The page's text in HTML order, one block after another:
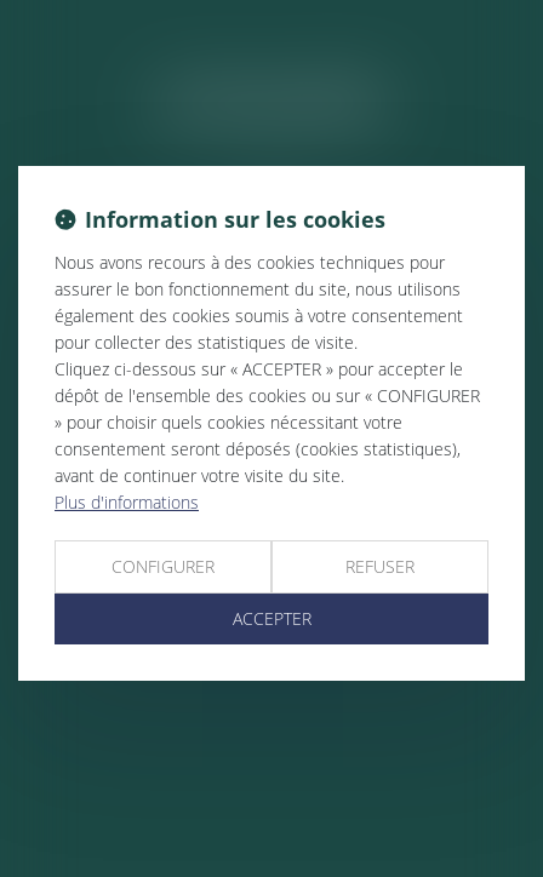
Information sur les cookies
Nous avons recours à des cookies techniques pour
assurer le bon fonctionnement du site, nous utilisons
également des cookies soumis à votre consentement
pour collecter des statistiques de visite.
Cliquez ci-dessous sur « ACCEPTER » pour accepter le
dépôt de l'ensemble des cookies ou sur « CONFIGURER
» pour choisir quels cookies nécessitant votre
consentement seront déposés (cookies statistiques),
avant de continuer votre visite du site.
Plus d'informations
CONFIGURER REFUSER
ACCEPTER